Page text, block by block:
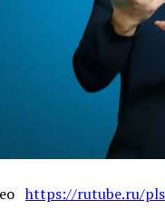
https://rutube.ru/